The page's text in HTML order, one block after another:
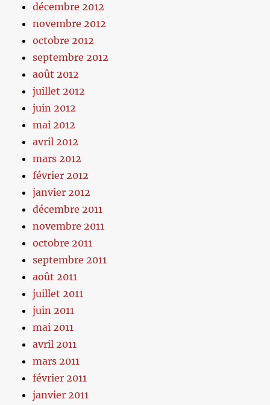
décembre 2012
novembre 2012
octobre 2012
septembre 2012
août 2012
juillet 2012
juin 2012
mai 2012
avril 2012
mars 2012
février 2012
janvier 2012
décembre 2011
novembre 2011
octobre 2011
septembre 2011
août 2011
juillet 2011
juin 2011
mai 2011
avril 2011
mars 2011
février 2011
janvier 2011